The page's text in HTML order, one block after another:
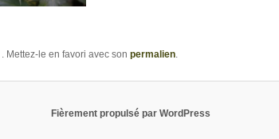
. Mettez-le en favori avec son permalien.
Fièrement propulsé par WordPress